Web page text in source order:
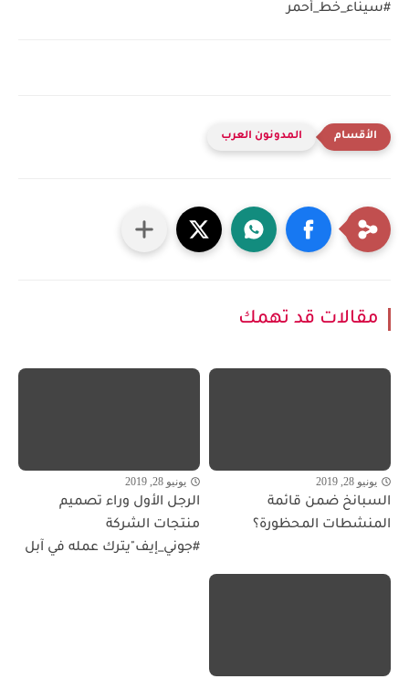
#سيناء_خط_أحمر
المدونون العرب
مقالات قد تهمك
يونيو 28, 2019
السبانخ ضمن قائمة
المنشطات المحظورة؟
يونيو 28, 2019
الرجل الأول وراء تصميم
منتجات الشركة
#جوني_إيف"يترك عمله في آبل